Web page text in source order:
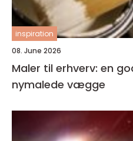
inspiration
08. June 2026
Maler til erhverv: en
nymalede vægge